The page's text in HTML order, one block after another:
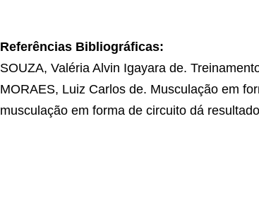
Referências Bibliográficas:
SOUZA, Valéria Alvin Igayara de.
MORAES, Luiz Carlos de. Musculação em
musculação em forma de circuito dá